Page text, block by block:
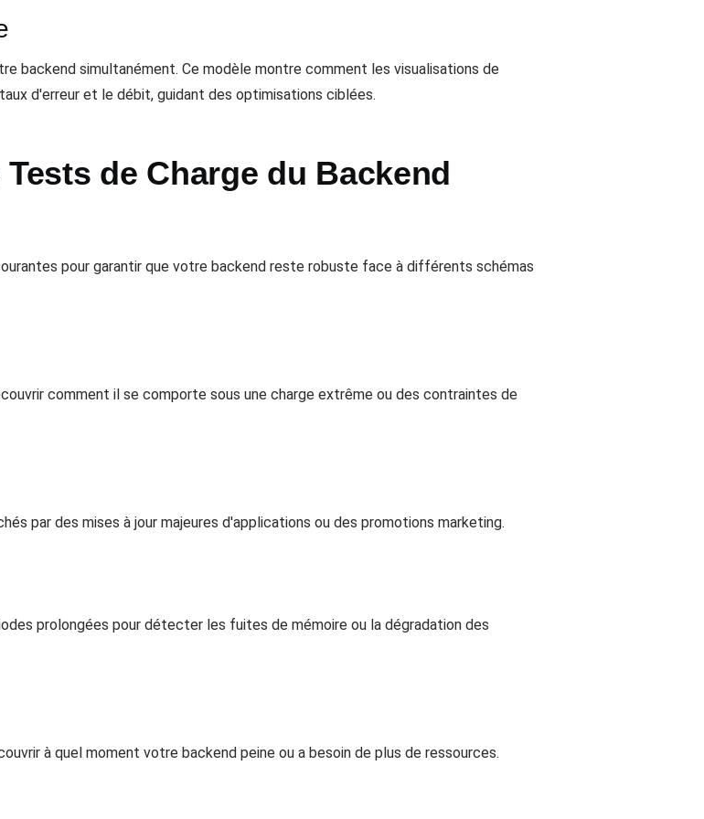
backend simultanément. Ce modèle montre comment les visualisations de
d'erreur et le débit, guidant des optimisations ciblées.
de Charge du Backend
pour garantir que votre backend reste robuste face à différents schémas
comment il se comporte sous une charge extrême ou des contraintes de
par des mises à jour majeures d'applications ou des promotions marketing.
prolongées pour détecter les fuites de mémoire ou la dégradation des
à quel moment votre backend peine ou a besoin de plus de ressources.